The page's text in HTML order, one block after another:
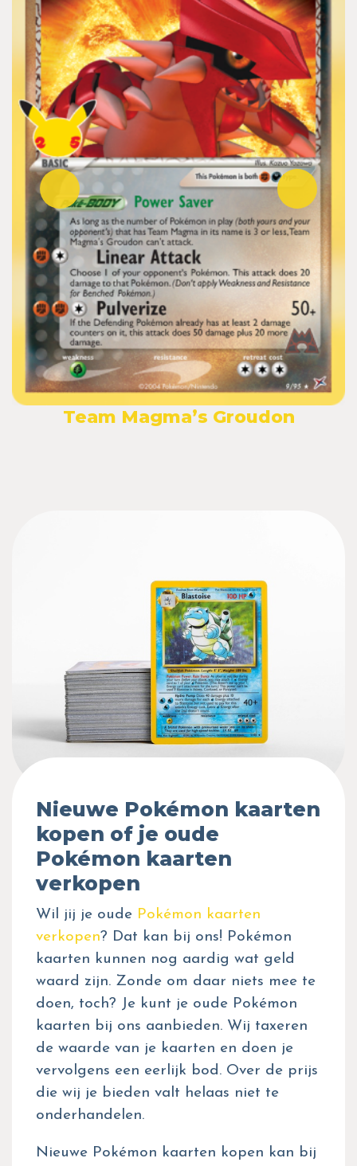
Team Magma’s Groudon
Nieuwe Pokémon kaarten
kopen of je oude
Pokémon kaarten
verkopen
Wil jij je oude Pokémon kaarten
verkopen? Dat kan bij ons! Pokémon
kaarten kunnen nog aardig wat geld
waard zijn. Zonde om daar niets mee te
doen, toch? Je kunt je oude Pokémon
kaarten bij ons aanbieden. Wij taxeren
de waarde van je kaarten en doen je
vervolgens een eerlijk bod. Over de prijs
die wij je bieden valt helaas niet te
onderhandelen.
Nieuwe Pokémon kaarten kopen kan bij